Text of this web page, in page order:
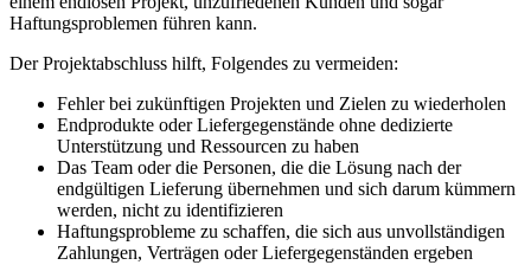
Haftungsproblemen führen kann.
Der Projektabschluss hilft, Folgendes zu vermeiden:
Fehler bei zukünftigen Projekten und Zielen zu wiederholen
Endprodukte oder Liefergegenstände ohne dedizierte
Unterstützung und Ressourcen zu haben
Das Team oder die Personen, die die Lösung nach der
endgültigen Lieferung übernehmen und sich darum kümmern
werden, nicht zu identifizieren
Haftungsprobleme zu schaffen, die sich aus unvollständigen
Zahlungen, Verträgen oder Liefergegenständen ergeben